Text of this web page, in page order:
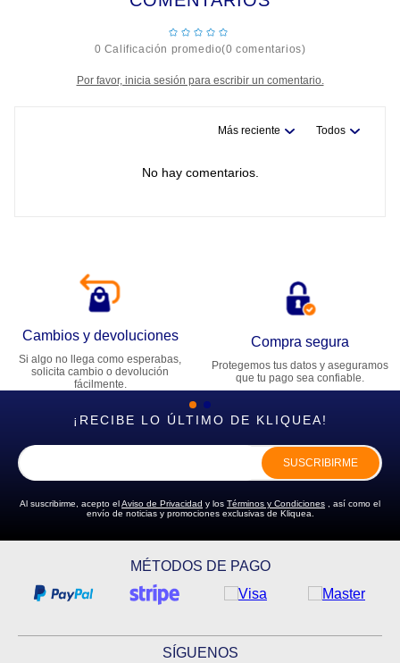
☆☆☆☆
☆
0 Calificación promedio(0 comentarios)
Por favor, inicia sesión para escribir un comentario.
Más reciente Todos
No hay comentarios.
Cambios y devoluciones
Si algo no llega como esperabas,
solicita cambio o devolución
fácilmente.
Compra segura
Protegemos tus datos y aseguramos
que tu pago sea confiable.
¡RECIBE LO ÚLTIMO DE KLIQUEA!
SUSCRIBIRME
Al suscribirme, acepto elAviso de Privacidad y los Términos y Condiciones , así como el
envío de noticias y promociones exclusivas de Kliquea.
MÉTODOS DE PAGO
SÍGUENOS